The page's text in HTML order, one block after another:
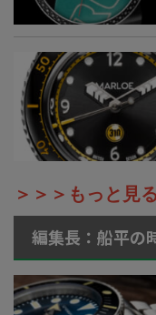
＞＞＞もっと見る
編集長：船平の